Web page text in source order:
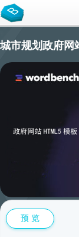
城市规划政府网
预 览